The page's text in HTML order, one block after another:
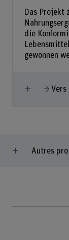
Das Projekt
die
gewonnen
Afficher
Autres